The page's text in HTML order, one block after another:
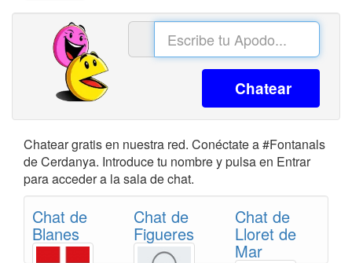
Chatear
Chatear gratis en nuestra red. Conéctate a #Fontanals
de Cerdanya. Introduce tu nombre y pulsa en Entrar
para acceder a la sala de chat.
Chat de
Blanes
Chat de
Figueres
Chat de
Lloret de
Mar